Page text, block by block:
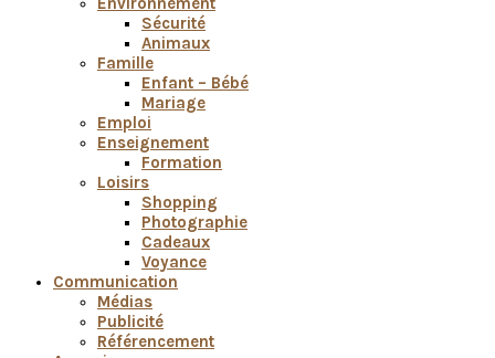
Sécurité
Animaux
Famille
Enfant – Bébé
Mariage
Emploi
Enseignement
Formation
Loisirs
Shopping
Photographie
Cadeaux
Voyance
Communication
Médias
Publicité
Référencement